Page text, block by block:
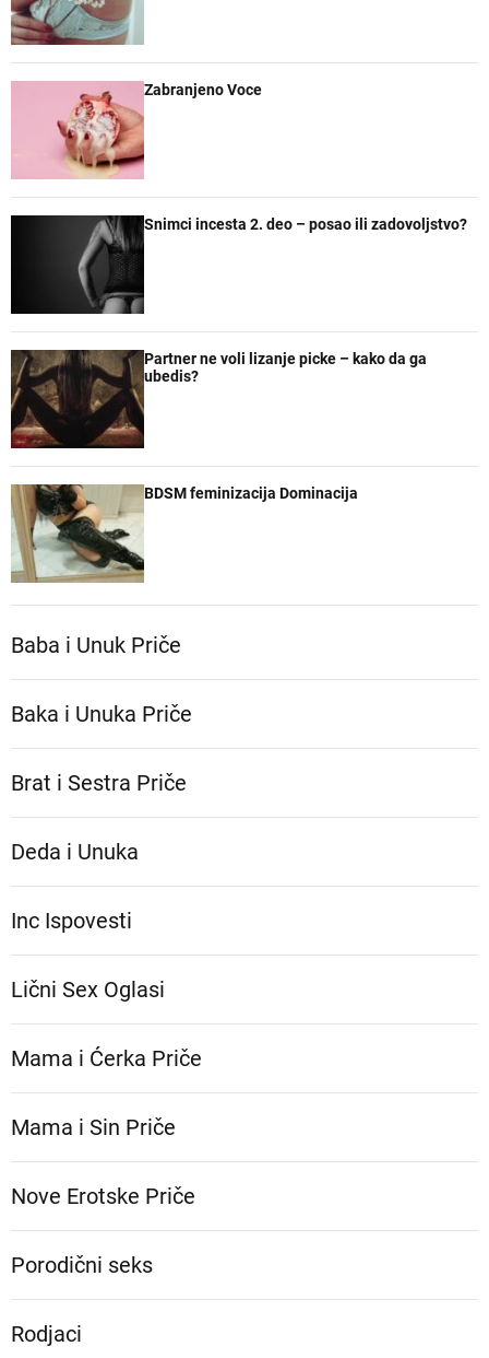
a
r
Zabranjeno Voce
Snimci incesta 2. deo – posao ili zadovoljstvo?
Partner ne voli lizanje picke – kako da ga
ubedis?
BDSM feminizacija Dominacija
Baba i Unuk Priče
Baka i Unuka Pričе
Brat i Sestra Priče
Deda i Unuka
Inc Ispovesti
Lični Sex Oglasi
Mama i Ćerka Priče
Mama i Sin Priče
Nove Erotske Priče
Porodični seks
Rodjaci